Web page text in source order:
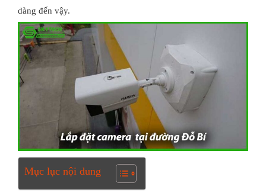
dàng đến vậy.
Mục lục nội dung